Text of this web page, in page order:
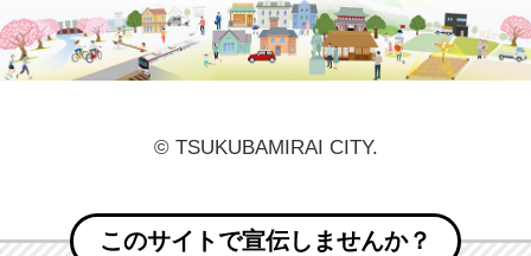
© TSUKUBAMIRAI CITY.
このサイトで宣伝しませんか？